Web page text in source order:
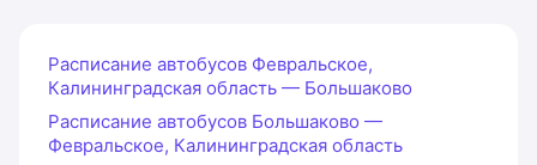
Расписание автобусов Февральское,
Калининградская область — Большаково
Расписание автобусов Большаково —
Февральское, Калининградская область